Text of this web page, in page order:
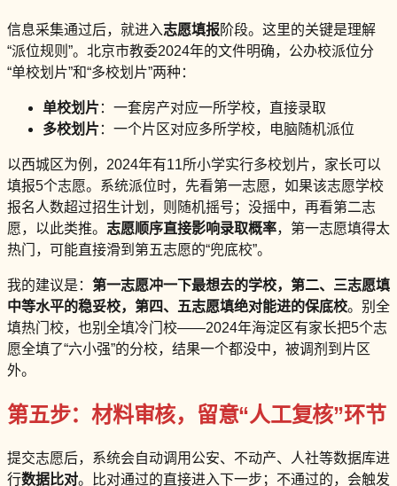
信息采集通过后，就进入志愿填报阶段。这里的关键是理解
“派位规则”。北京市教委2024年的文件明确，公办校派位分
“单校划片”和“多校划片”两种：
单校划片：一套房产对应一所学校，直接录取
多校划片：一个片区对应多所学校，电脑随机派位
以西城区为例，2024年有11所小学实行多校划片，家长可以
填报5个志愿。系统派位时，先看第一志愿，如果该志愿学校
报名人数超过招生计划，则随机摇号；没摇中，再看第二志
愿，以此类推。 志愿顺序直接影响录取概率，第一志愿填得太
热门，可能直接滑到第五志愿的“兜底校”。
我的建议是： 第一志愿冲一下最想去的学校，第二、三志愿填
中等水平的稳妥校，第四、五志愿填绝对能进的保底校。别全
填热门校，也别全填冷门校——2024年海淀区有家长把5个志
愿全填了“六小强”的分校，结果一个都没中，被调剂到片区
外。
第五步：材料审核，留意“人工复核”环节
提交志愿后，系统会自动调用公安、不动产、人社等数据库进
行数据比对。比对通过的直接进入下一步；不通过的，会触发